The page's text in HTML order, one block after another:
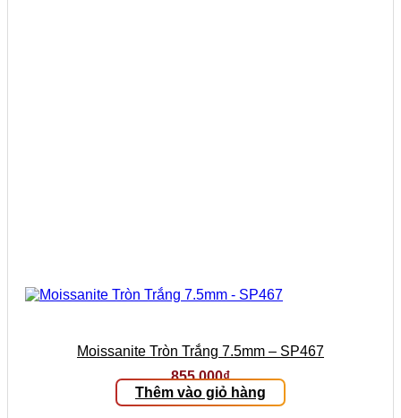
Moissanite Tròn Trắng 7.5mm – SP467
855.000₫
Thêm vào giỏ hàng